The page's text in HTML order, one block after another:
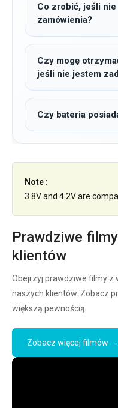
Co zrobić, jeśli
zamówienia?
Czy mogę
jeśli nie jestem
Czy bateria
Note :
3.8V and 4.2V are
Prawdziwe
klientów
Obejrzyj prawdziwe filmy z
naszych klientów. Zobacz
większą pewnością.
Zobacz więcej filmów →